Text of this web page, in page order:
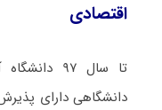
اﻗﺘﺼﺎدی
تا سال ۹۷
دانشگاهی دارای